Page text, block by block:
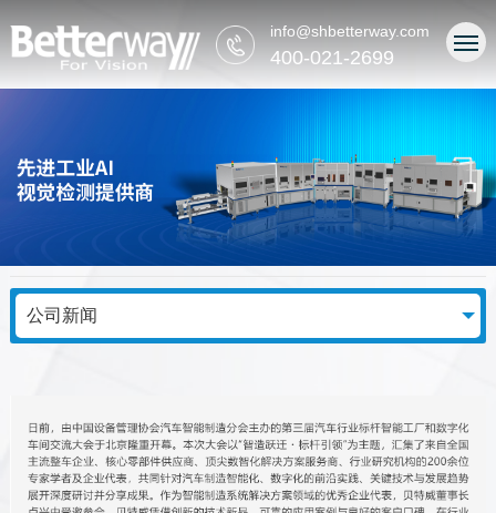
info@shbetterway.com
400-021-2699
公司新闻